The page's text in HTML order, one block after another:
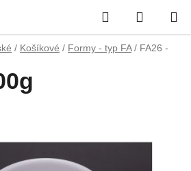
Hledat
KOŠÍK
/ Košíkové / Formy - typ FA / FA26 -